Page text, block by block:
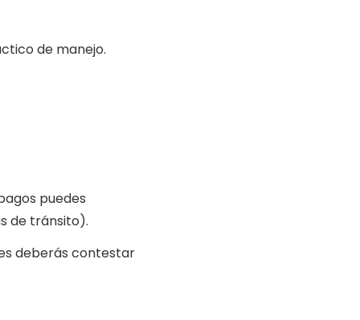
de manejo.
puedes
de tránsito).
deberás contestar